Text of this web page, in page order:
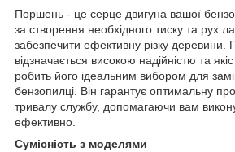
Поршень - це серце двигуна вашої
за створення необхідного тиску та рух
забезпечити ефективну різку
відзначається високою надійністю та
робить його ідеальним вибором для
бензопилці. Він гарантує оптимальну
тривалу службу, допомагаючи вам
ефективно.
Сумісність з моделями